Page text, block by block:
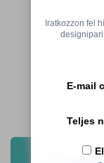
Iratkozzon fel
E-mail
Teljes